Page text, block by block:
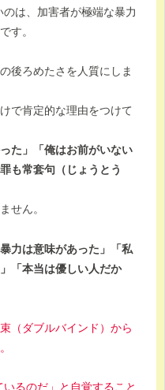
は、加害者が極端な暴力
す。
後ろめたさを人質にしま
で肯定的な理由をつけて
た」「俺はお前がいない
も常套句（じょうとう
せん。
暴力は意味があった」「私
「本当は優しい人だか
（ダブルバインド）から
るのだ」と自覚すること